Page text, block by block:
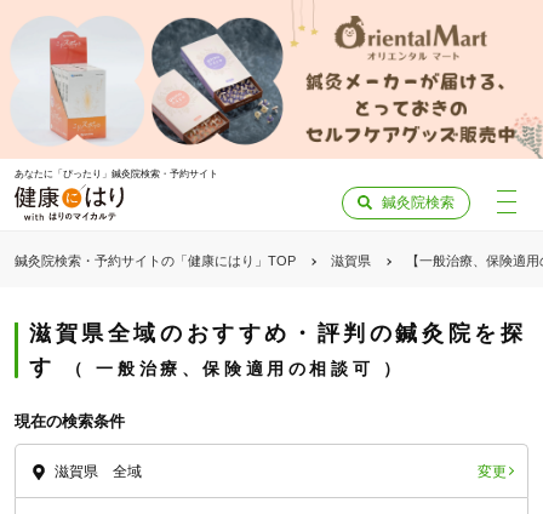
あなたに「ぴったり」鍼灸院検索・予約サイト
鍼灸院検索
鍼灸院検索・予約サイトの「健康にはり」TOP 滋賀県 【一般治療、保険適
滋賀県全域のおすすめ・評判の鍼灸院を探
す
一般治療、保険適用の相談可
現在の検索条件
滋賀県 全域 変更